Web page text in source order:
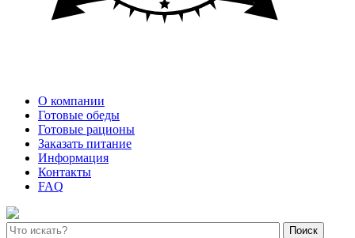
О компании
Готовые обеды
Готовые рационы
Заказать питание
Информация
Контакты
FAQ
Поиск